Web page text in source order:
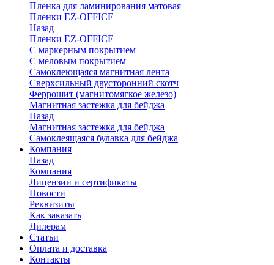
Пленка для ламинирования матовая
Пленки EZ-OFFICE
Назад
Пленки EZ-OFFICE
С маркерным покрытием
С меловым покрытием
Самоклеющаяся магнитная лента
Сверхсильный двусторонний скотч
Феррошит (магнитомягкое железо)
Магнитная застежка для бейджа
Назад
Магнитная застежка для бейджа
Самоклеящаяся булавка для бейджа
Компания
Назад
Компания
Лицензии и сертификаты
Новости
Реквизиты
Как заказать
Дилерам
Статьи
Оплата и доставка
Контакты